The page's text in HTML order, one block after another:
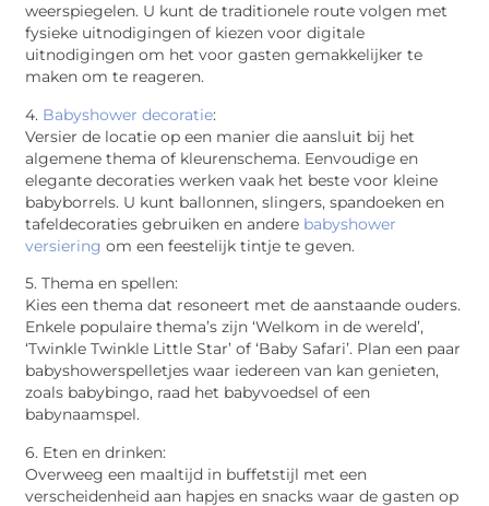
weerspiegelen. U kunt de traditionele route volgen met
fysieke uitnodigingen of kiezen voor digitale
uitnodigingen om het voor gasten gemakkelijker te
maken om te reageren.
4. Babyshower decoratie:
Versier de locatie op een manier die aansluit bij het
algemene thema of kleurenschema. Eenvoudige en
elegante decoraties werken vaak het beste voor kleine
babyborrels. U kunt ballonnen, slingers, spandoeken en
tafeldecoraties gebruiken en andere babyshower
versiering om een feestelijk tintje te geven.
5. Thema en spellen:
Kies een thema dat resoneert met de aanstaande ouders.
Enkele populaire thema’s zijn ‘Welkom in de wereld’,
‘Twinkle Twinkle Little Star’ of ‘Baby Safari’. Plan een paar
babyshowerspelletjes waar iedereen van kan genieten,
zoals babybingo, raad het babyvoedsel of een
babynaamspel.
6. Eten en drinken:
Overweeg een maaltijd in buffetstijl met een
verscheidenheid aan hapjes en snacks waar de gasten op